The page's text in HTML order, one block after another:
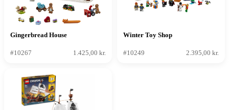
Gingerbread House
#10267 1.425,00 kr.
Winter Toy Shop
#10249 2.395,00 kr.